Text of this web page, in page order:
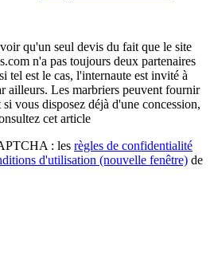
qu'un seul devis du fait que le site
n'a pas toujours deux partenaires
tel est le cas, l'internaute est invité à
ailleurs. Les marbriers peuvent fournir
vous disposez déjà d'une concession,
cet article
: les règles de confidentialité
d'utilisation (nouvelle fenêtre) de